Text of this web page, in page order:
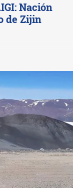
Nación
de Zijin